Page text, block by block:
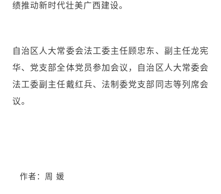
绩推动新时代壮美广西建设。
自治区人大常委会法工委主任顾忠东、副主任龙宪
华、党支部全体党员参加会议，自治区人大常委会
法工委副主任戴红兵、法制委党支部同志等列席会
议。
作者：周 媛